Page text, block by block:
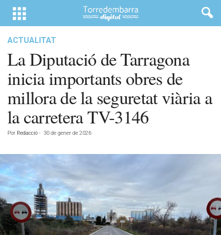
ACTUALITAT
La Diputació de Tarragona
inicia importants obres de
millora de la seguretat viària a
la carretera TV-3146
Por Redacció - 30 de gener de 2026